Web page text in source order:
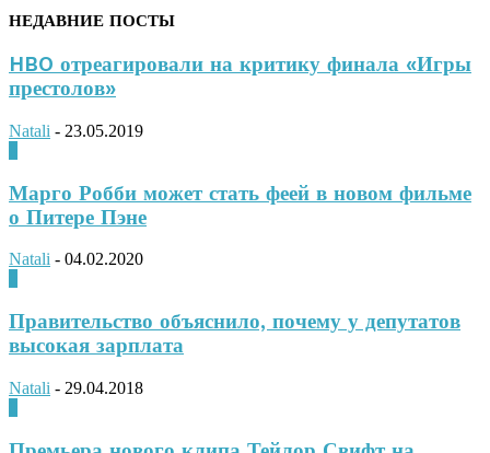
НЕДАВНИЕ ПОСТЫ
HBO отреагировали на критику финала «Игры
престолов»
Natali - 23.05.2019
Марго Робби может стать феей в новом фильме
о Питере Пэне
Natali - 04.02.2020
Правительство объяснило, почему у депутатов
высокая зарплата
Natali - 29.04.2018